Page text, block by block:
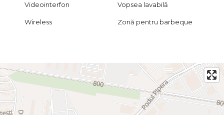
Videointerfon Vopsea lavabilă
Wireless Zonă pentru barbeque